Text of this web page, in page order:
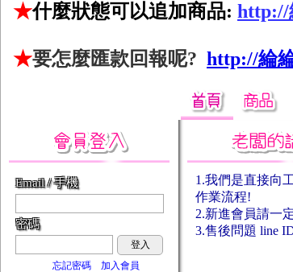
★什麼狀態可以追加商品: http://
★要怎麼匯款回報呢? http://綸
Email / 手機
密碼
登入
忘記密碼
加入會員
1.我們是直接向
作業流程!
2.新進會員請一
3.售後問題 line